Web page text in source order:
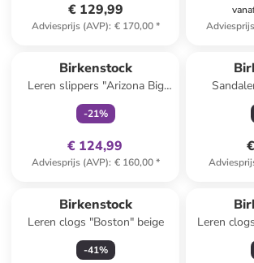
€ 129,99
Adviesprijs (AVP): € 170,00*
Birkenstock
Leren slippers "Arizona Big
Buckle" beige
-21%
€ 124,99
Adviesprijs (AVP): € 160,00*
Birkenstock
Leren clogs "Boston" beige
-41%
Leren